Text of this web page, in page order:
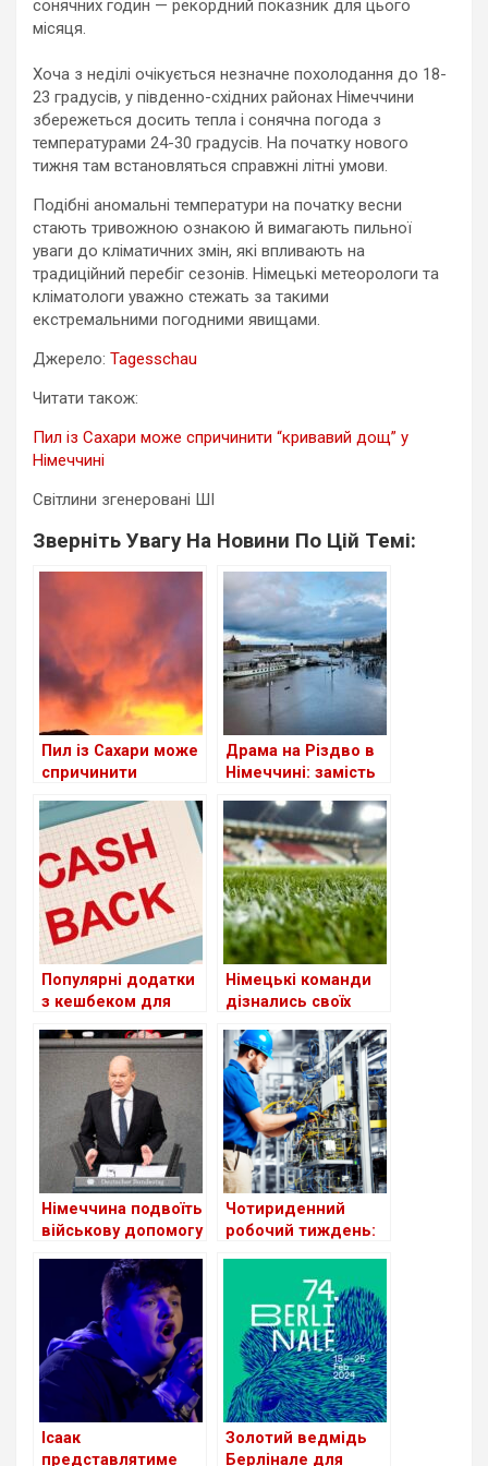
сонячних годин — рекордний показник для цього
місяця.
Хоча з неділі очікується незначне похолодання до 18-
23 градусів, у південно-східних районах Німеччини
збережеться досить тепла і сонячна погода з
температурами 24-30 градусів. На початку нового
тижня там встановляться справжні літні умови.
Подібні аномальні температури на початку весни
стають тривожною ознакою й вимагають пильної
уваги до кліматичних змін, які впливають на
традиційний перебіг сезонів. Німецькі метеорологи та
кліматологи уважно стежать за такими
екстремальними погодними явищами.
Джерело: Tagesschau
Читати також:
Пил із Сахари може спричинити “кривавий дощ” у
Німеччині
Світлини згенеровані ШІ
Зверніть Увагу На Новини По Цій Темі:
Пил із Сахари може
спричинити
Німеччині
Драма на Різдво в
Німеччині: замість
серйозні повені
Популярні додатки
з кешбеком для
Німеччині
Німецькі команди
дізнались своїх
фіналу Ліги
Чемпіонів
Німеччина подвоїть
військову допомогу
мільярдів євро у
2024 році
Чотириденний
робочий тиждень:
Німеччині
Ісаак
представлятиме
Золотий ведмідь
Берлінале для